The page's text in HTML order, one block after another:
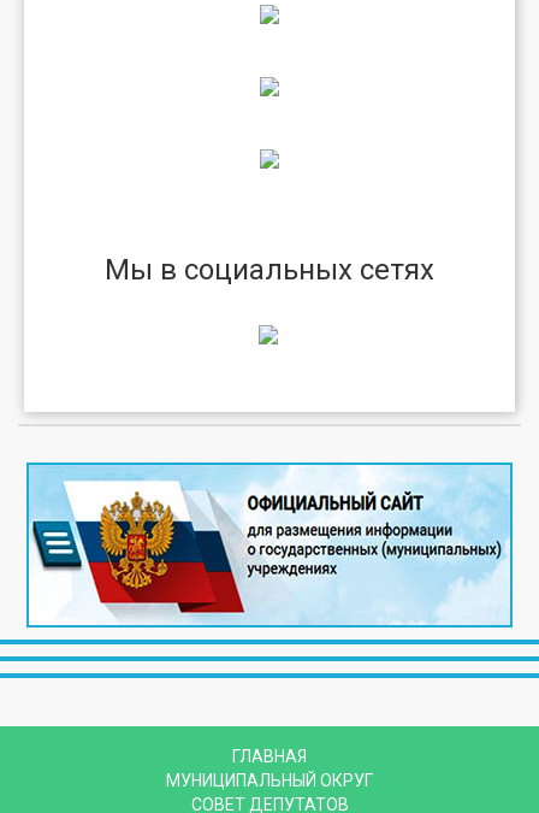
Мы в социальных сетях
ГЛАВНАЯ
МУНИЦИПАЛЬНЫЙ ОКРУГ
СОВЕТ ДЕПУТАТОВ